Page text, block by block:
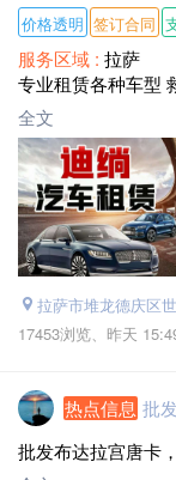
价格透明 签订合同
服务区域 : 拉萨
全文
拉萨市堆龙德庆区
17453浏览、 昨天
热点信息 批
批发布达拉宫唐卡